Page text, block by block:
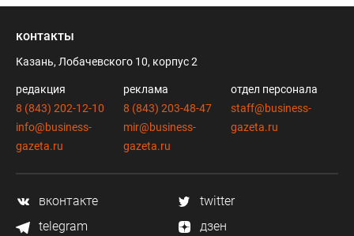
контакты
Казань, Лобачевского 10, корпус 2
редакция
8 (843) 202-12-10
info@business-
gazeta.ru
реклама
8 (843) 203-48-47
mir@business-
gazeta.ru
отдел персонала
staff@business-
gazeta.ru
вконтакте
twitter
telegram
дзен